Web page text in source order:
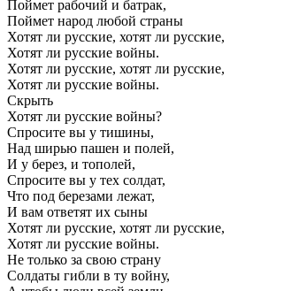
Поймет рабочий и батрак,
Поймет народ любой страны
Хотят ли русские, хотят ли русские,
Хотят ли русские войны.
Хотят ли русские, хотят ли русские,
Хотят ли русские войны.
Скрыть
Хотят ли русские войны?
Спросите вы у тишины,
Над ширью пашен и полей,
И у берез, и тополей,
Спросите вы у тех солдат,
Что под березами лежат,
И вам ответят их сыны
Хотят ли русские, хотят ли русские,
Хотят ли русские войны.
Не только за свою страну
Солдаты гибли в ту войну,